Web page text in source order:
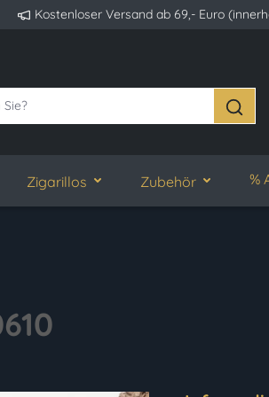
Kostenloser Versand ab 69,- Euro
Zigarillos Zubehör %